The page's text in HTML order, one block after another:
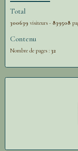
Total
300639 visiteurs - 839508
Contenu
Nombre de pages : 32